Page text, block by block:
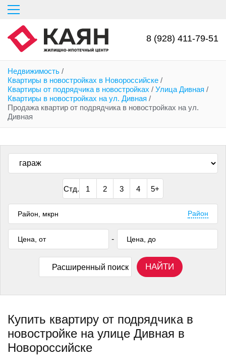
Перейти
основному
содержанию
8 (928) 411-79-51
Недвижимость /
Квартиры в новостройках в Новороссийске /
Квартиры от подрядчика в новостройках / Улица Дивная /
Квартиры в новостройках на ул. Дивная /
Продажа квартир от подрядчика в новостройках на ул.
Дивная
Стд. 1 2 3 4 5+
Район
-
Расширенный поиск НАЙТИ
Купить квартиру от подрядчика в
новостройке на улице Дивная в
Новороссийске